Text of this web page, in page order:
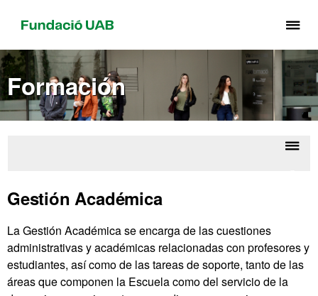
el
Formación
Gestión Académica
La Gestión Académica se encarga de las cuestiones
administrativas y académicas relacionadas con profesores y
estudiantes, así como de las tareas de soporte, tanto de las
áreas que componen la Escuela como del servicio de la